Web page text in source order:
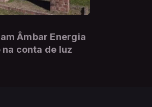
Âmbar Energia
conta de luz